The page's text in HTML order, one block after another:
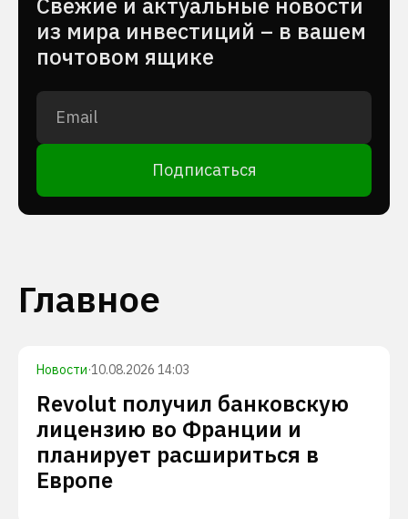
из мира инвестиций – в вашем
почтовом ящике
Подписаться
Главное
Новости·10.08.2026 14:03
Revolut получил банковскую
лицензию во Франции и
планирует расшириться в
Европе